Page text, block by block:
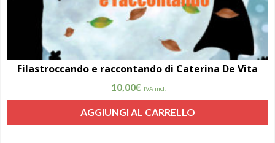
Filastroccando e raccontando di Caterina De Vita
10,00€ IVA incl.
AGGIUNGI AL CARRELLO